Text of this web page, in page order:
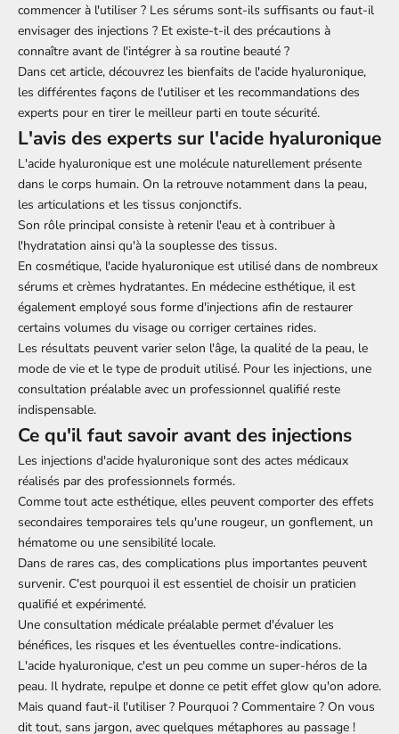
commencer à l'utiliser ? Les sérums sont-ils suffisants ou faut-il
envisager des injections ? Et existe-t-il des précautions à
connaître avant de l'intégrer à sa routine beauté ?
Dans cet article, découvrez les bienfaits de l'acide hyaluronique,
les différentes façons de l'utiliser et les recommandations des
experts pour en tirer le meilleur parti en toute sécurité.
L'avis des experts sur l'acide hyaluronique
L'acide hyaluronique est une molécule naturellement présente
dans le corps humain. On la retrouve notamment dans la peau,
les articulations et les tissus conjonctifs.
Son rôle principal consiste à retenir l'eau et à contribuer à
l'hydratation ainsi qu'à la souplesse des tissus.
En cosmétique, l'acide hyaluronique est utilisé dans de nombreux
sérums et crèmes hydratantes. En médecine esthétique, il est
également employé sous forme d'injections afin de restaurer
certains volumes du visage ou corriger certaines rides.
Les résultats peuvent varier selon l'âge, la qualité de la peau, le
mode de vie et le type de produit utilisé. Pour les injections, une
consultation préalable avec un professionnel qualifié reste
indispensable.
Ce qu'il faut savoir avant des injections
Les injections d'acide hyaluronique sont des actes médicaux
réalisés par des professionnels formés.
Comme tout acte esthétique, elles peuvent comporter des effets
secondaires temporaires tels qu'une rougeur, un gonflement, un
hématome ou une sensibilité locale.
Dans de rares cas, des complications plus importantes peuvent
survenir. C'est pourquoi il est essentiel de choisir un praticien
qualifié et expérimenté.
Une consultation médicale préalable permet d'évaluer les
bénéfices, les risques et les éventuelles contre-indications.
L'acide hyaluronique, c'est un peu comme un super-héros de la
peau. Il hydrate, repulpe et donne ce petit effet glow qu'on adore.
Mais quand faut-il l'utiliser ? Pourquoi ? Commentaire ? On vous
dit tout, sans jargon, avec quelques métaphores au passage !